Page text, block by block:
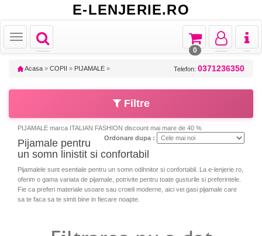
E-LENJERIE.RO
Toggle
navigation
Toggle
Toggle
navigation
Toggle
navigation
Toggle
navigation
0
Acasa » COPII » PIJAMALE » Telefon: 0371236350
Filtre
PIJAMALE marca ITALIAN FASHION discount mai mare de 40 %
Ordonare dupa :
Pijamale pentru
un somn linistit si confortabil
Pijamalele sunt esentiale pentru un somn odihnitor si confortabil. La e-lenjerie.ro,
oferim o gama variata de pijamale, potrivite pentru toate gusturile si preferintele.
Fie ca preferi materiale usoare sau croieli moderne, aici vei gasi pijamale care
sa te faca sa te simti bine in fiecare noapte.